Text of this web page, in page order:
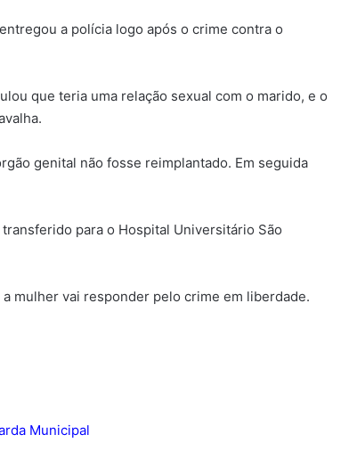
a polícia logo após o crime contra o
que teria uma relação sexual com o marido, e o
genital não fosse reimplantado. Em seguida
para o Hospital Universitário São
mulher vai responder pelo crime em liberdade.
Municipal